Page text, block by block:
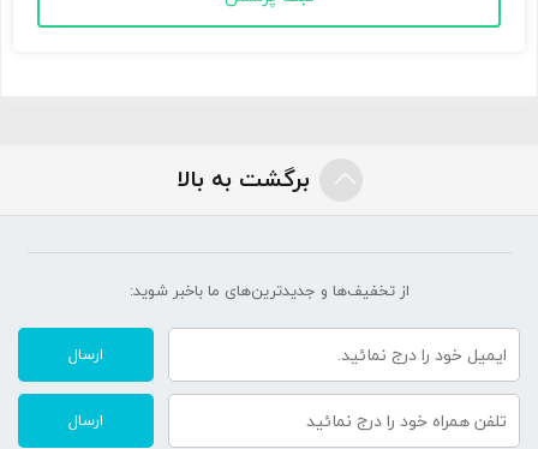
برگشت به بالا
از تخفیف‌ها و جدیدترین‌های ما‌ باخبر شوید:
ارسال
ارسال